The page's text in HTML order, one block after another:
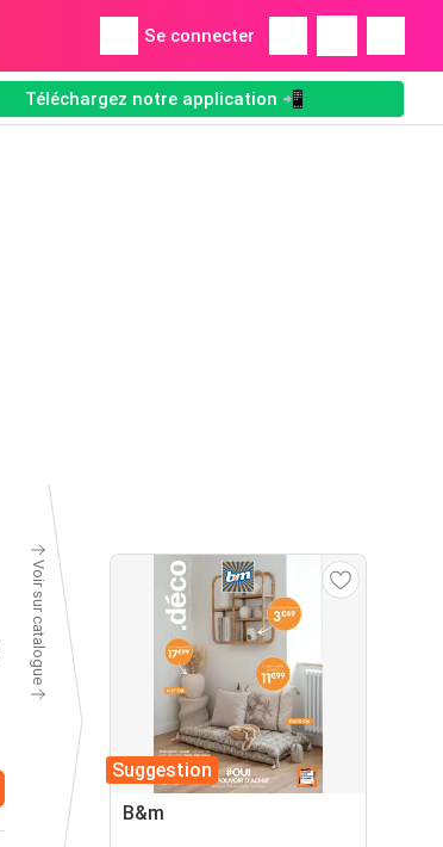
Se connecter
Téléchargez notre application 📲
Voir sur catalogue
Suggestion
B&m